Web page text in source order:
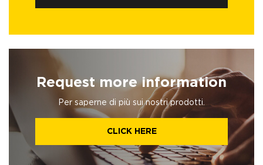
Request more information
Per saperne di più sui nostri prodotti.
CLICK HERE